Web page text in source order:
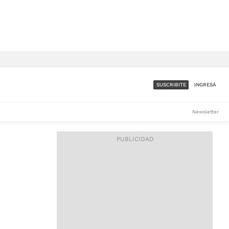
ACCESO FULL - $1.800/MES
SUSCRIBITE INGRESÁ
Newsletter